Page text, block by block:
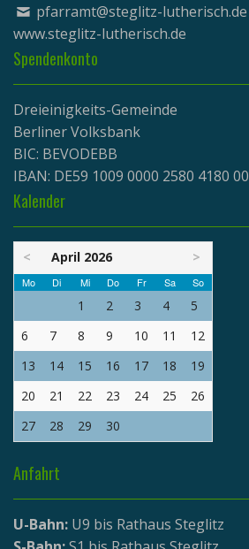
pfarramt@steglitz-lutherisch.de
www.steglitz-lutherisch.de
Spendenkonto
Dreieinigkeits-Gemeinde
Berliner Volksbank
BIC: BEVODEBB
IBAN: DE59 1009 0000 2580 4180 00
Kalender
< April 2026 >
Mo Di Mi Do Fr Sa So
1 2 3 4
5
6
7 8 9 10 11
12
13
14 15 16 17 18
19
20
21 22 23 24 25
26
27
28 29 30
Anfahrt
U-Bahn: U9 bis Rathaus Steglitz